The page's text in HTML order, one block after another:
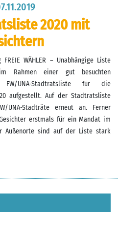
2020 mit
WÄHLER – Unabhängige Liste
Rahmen einer gut besuchten
FW/UNA-Stadtratsliste für die
aufgestellt. Auf der Stadtratsliste
UNA-Stadträte erneut an. Ferner
erstmals für ein Mandat im
Außenorte sind auf der Liste stark